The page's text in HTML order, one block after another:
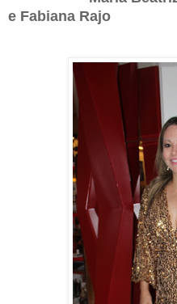
e Fabiana Rajo